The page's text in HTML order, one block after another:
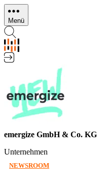
Direkt
zum
Inhalt
Menü
emergize GmbH & Co. KG
Unternehmen
NEWSROOM